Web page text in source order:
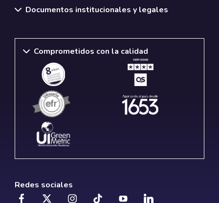
Documentos institucionales y legales
Comprometidos con la calidad
Redes sociales